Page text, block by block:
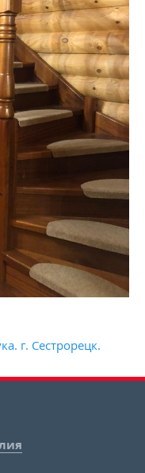
г. Сестрорецк.